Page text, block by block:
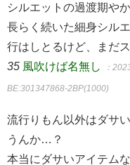
シルエットの過渡期や
長らく続いた細身シル
行はしとるけど、まだ
35 風吹けば名無し ：
BE:301347868-2BP(1000)
流行りもん以外はダサ
うんか…？
本当にダサいアイテム